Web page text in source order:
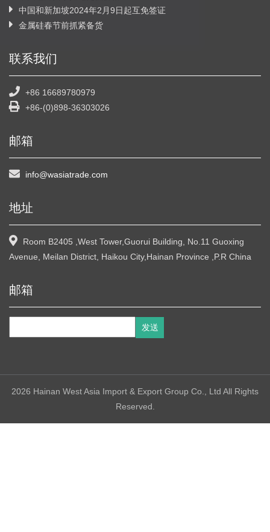
中国和新加坡2024年2月9日起互免签证
金属硅春节前抓紧备货
联系我们
+86 16689780979
+86-(0)898-36303026
邮箱
info@wasiatrade.com
地址
Room B2405 ,West Tower,Guorui Building, No.11 Guoxing
Avenue, Meilan District, Haikou City,Hainan Province ,P.R China
邮箱
2026 Hainan West Asia Import & Export Group Co., Ltd All Rights
Reserved.